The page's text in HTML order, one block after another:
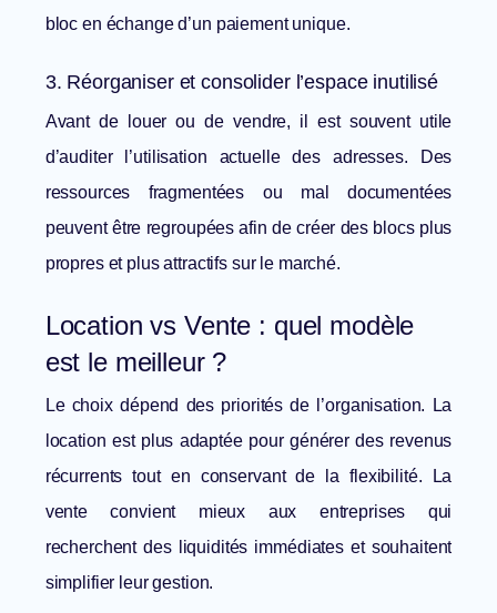
bloc en échange d’un paiement unique.
3. Réorganiser et consolider l’espace inutilisé
Avant de louer ou de vendre, il est souvent utile
d’auditer l’utilisation actuelle des adresses. Des
ressources fragmentées ou mal documentées
peuvent être regroupées afin de créer des blocs plus
propres et plus attractifs sur le marché.
Location vs Vente : quel modèle
est le meilleur ?
Le choix dépend des priorités de l’organisation. La
location est plus adaptée pour générer des revenus
récurrents tout en conservant de la flexibilité. La
vente convient mieux aux entreprises qui
recherchent des liquidités immédiates et souhaitent
simplifier leur gestion.